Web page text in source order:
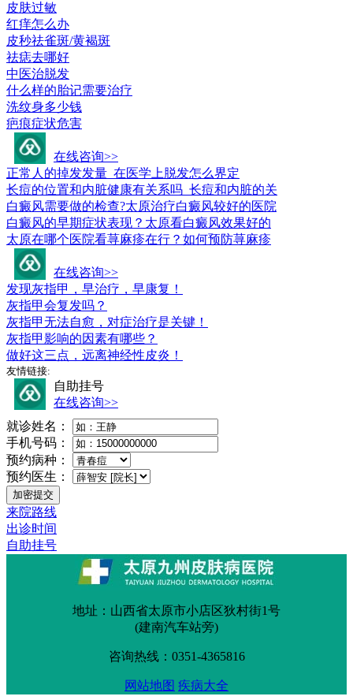
皮肤过敏
红痒怎么办
皮秒祛雀斑/黄褐斑
祛痣去哪好
中医治脱发
什么样的胎记需要治疗
洗纹身多少钱
疤痕症状危害
在线咨询>>
正常人的掉发发量_在医学上脱发怎么界定
长痘的位置和内脏健康有关系吗_长痘和内脏的关
白癜风需要做的检查?太原治疗白癜风较好的医院
白癜风的早期症状表现？太原看白癜风效果好的
太原在哪个医院看荨麻疹在行？如何预防荨麻疹
在线咨询>>
发现灰指甲，早治疗，早康复！
灰指甲会复发吗？
灰指甲无法自愈，对症治疗是关键！
灰指甲影响的因素有哪些？
做好这三点，远离神经性皮炎！
友情链接:
自助挂号
在线咨询>>
就诊姓名：
手机号码：
预约病种：
预约医生：
来院路线
出诊时间
自助挂号
地址：山西省太原市小店区狄村街1号
(建南汽车站旁)
咨询热线：0351-4365816
网站地图 疾病大全